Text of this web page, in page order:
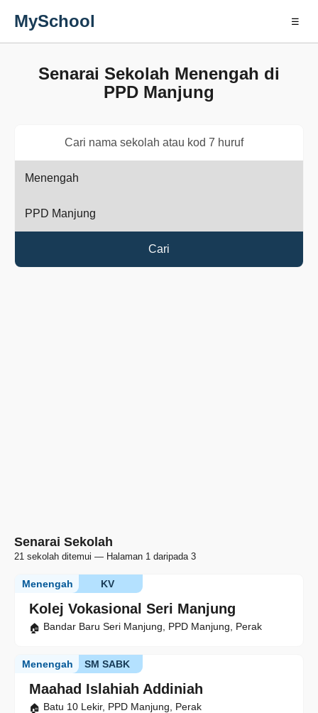
MySchool ☰
Senarai Sekolah Menengah di
PPD Manjung
Cari
Senarai Sekolah
21 sekolah ditemui — Halaman 1 daripada 3
Kolej Vokasional Seri Manjung
KV
Menengah
Bandar Baru Seri Manjung, PPD Manjung, Perak
Maahad Islahiah Addiniah
SM SABK
Menengah
Batu 10 Lekir, PPD Manjung, Perak